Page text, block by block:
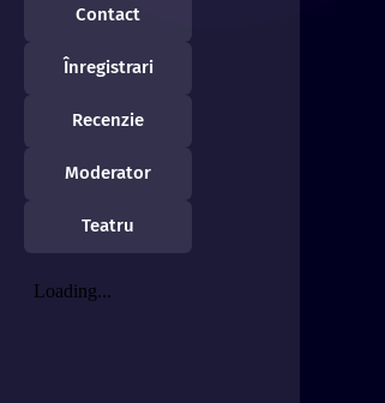
Contact
Înregistrari
Recenzie
Moderator
Teatru